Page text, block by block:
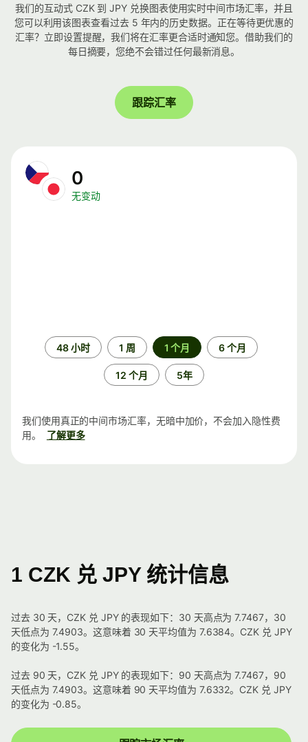
我们的互动式 CZK 到 JPY 兑换图表使用实时中间市场汇率，并且
您可以利用该图表查看过去 5 年内的历史数据。正在等待更优惠的
汇率？立即设置提醒，我们将在汇率更合适时通知您。借助我们的
每日摘要，您绝不会错过任何最新消息。
跟踪汇率
0
无变动
48 小时 1 周 1 个月 6 个月
12 个月 5年
我们使用真正的中间市场汇率，无暗中加价，不会加入隐性费
用。
了解更多
1 CZK 兑 JPY 统计信息
过去 30 天，CZK 兑 JPY 的表现如下：30 天高点为 7.7467，30
天低点为 7.4903。这意味着 30 天平均值为 7.6384。CZK 兑 JPY
的变化为 -1.55。
过去 90 天，CZK 兑 JPY 的表现如下：90 天高点为 7.7467，90
天低点为 7.4903。这意味着 90 天平均值为 7.6332。CZK 兑 JPY
的变化为 -0.85。